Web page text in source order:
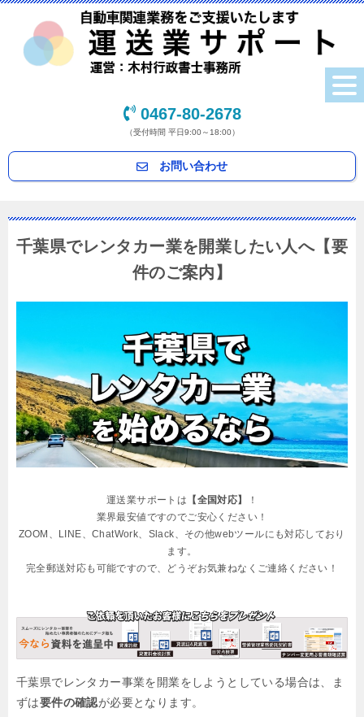
0467-80-2678
（受付時間 平日9:00～18:00）
お問い合わせ
千葉県でレンタカー業を開業したい人へ【要
件のご案内】
運送業サポートは 【全国対応】
！
業界最安値ですのでご安心ください！
ZOOM、LINE、ChatWork、Slack、その他webツールにも対応しており
ます。
完全郵送対応も可能ですので、どうぞお気兼ねなくご連絡ください！
千葉県でレンタカー事業を開業をしようとしている場合は、ま
ずは要件の確認が必要となります。